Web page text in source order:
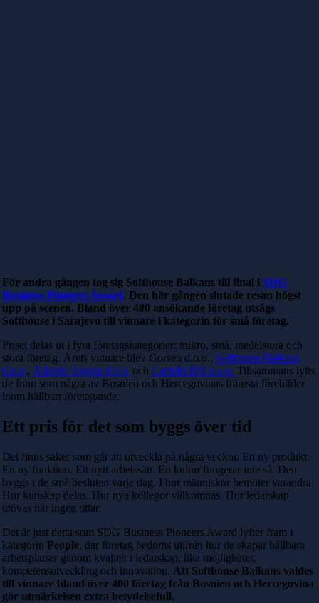
För andra gången tog sig Softhouse Balkans till final i SDG
Business Pioneers Award. Den här gången slutade resan högst
upp på scenen. Bland över 400 ansökande företag utsågs
Softhouse i Sarajevo till vinnare i kategorin för små företag.
Priset delas ut i fyra företagskategorier: mikro, små, medelstora och
stora företag. Årets vinnare blev Gorsen d.o.o., Softhouse Balkans
d.o.o., Atlantic Argeta d.o.o. och Lactalis BH d.o.o. Tillsammans lyfts
de fram som några av Bosnien och Hercegovinas främsta förebilder
inom hållbart företagande.
Ett pris för det som byggs över tid
Det finns saker som går att utveckla på några veckor. En ny produkt.
En ny funktion. Ett nytt arbetssätt. En kultur fungerar inte så. Den
byggs i de små besluten varje dag. I hur människor bemöter varandra.
Hur kunskap delas. Hur nya kollegor välkomnas. Hur ledarskap
utövas när ingen tittar.
Det är just detta som SDG Business Pioneers Award lyfter fram i
kategorin People, där företag bedöms utifrån hur de skapar hållbara
arbetsplatser genom kvalitet i ledarskap, lika möjligheter,
kompetensutveckling och innovation. Att Softhouse Balkans valdes
till vinnare bland över 400 företag från Bosnien och Hercegovina
gör utmärkelsen extra betydelsefull.